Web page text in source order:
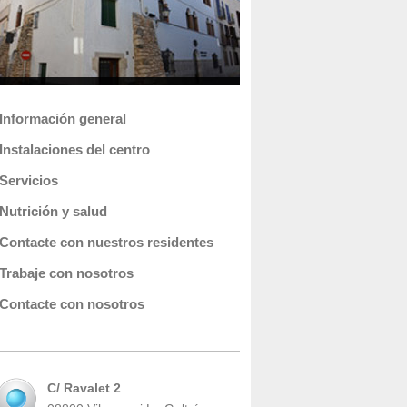
Información general
Instalaciones del centro
Servicios
Nutrición y salud
Contacte con nuestros residentes
Trabaje con nosotros
Contacte con nosotros
C/ Ravalet 2